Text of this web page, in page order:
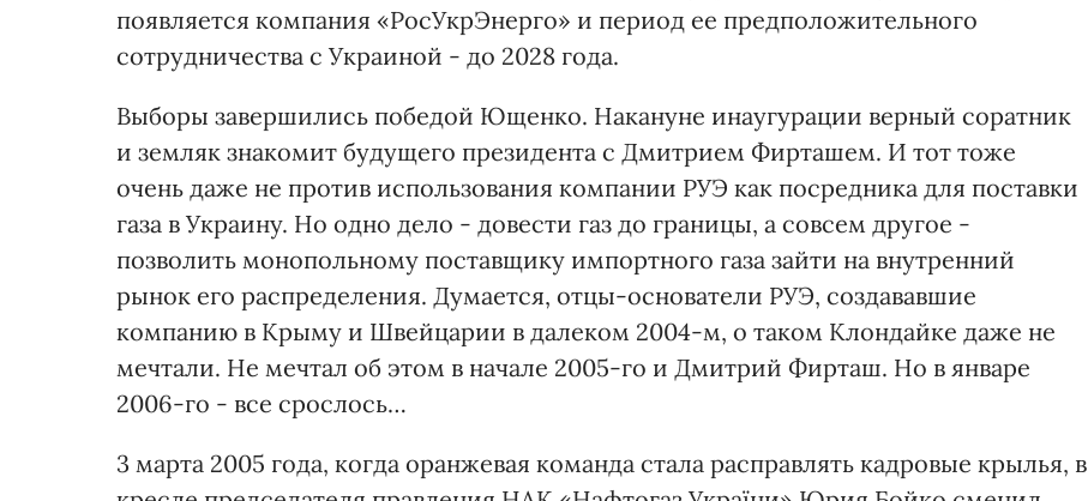
появляется компания «РосУкрЭнерго» и период ее предположительного
сотрудничества с Украиной - до 2028 года.
Выборы завершились победой Ющенко. Накануне инаугурации верный соратник
и земляк знакомит будущего президента с Дмитрием Фирташем. И тот тоже
очень даже не против использования компании РУЭ как посредника для поставки
газа в Украину. Но одно дело - довести газ до границы, а совсем другое -
позволить монопольному поставщику импортного газа зайти на внутренний
рынок его распределения. Думается, отцы-основатели РУЭ, создававшие
компанию в Крыму и Швейцарии в далеком 2004-м, о таком Клондайке даже не
мечтали. Не мечтал об этом в начале 2005-го и Дмитрий Фирташ. Но в январе
2006-го - все срослось…
3 марта 2005 года, когда оранжевая команда стала расправлять кадровые крылья, в